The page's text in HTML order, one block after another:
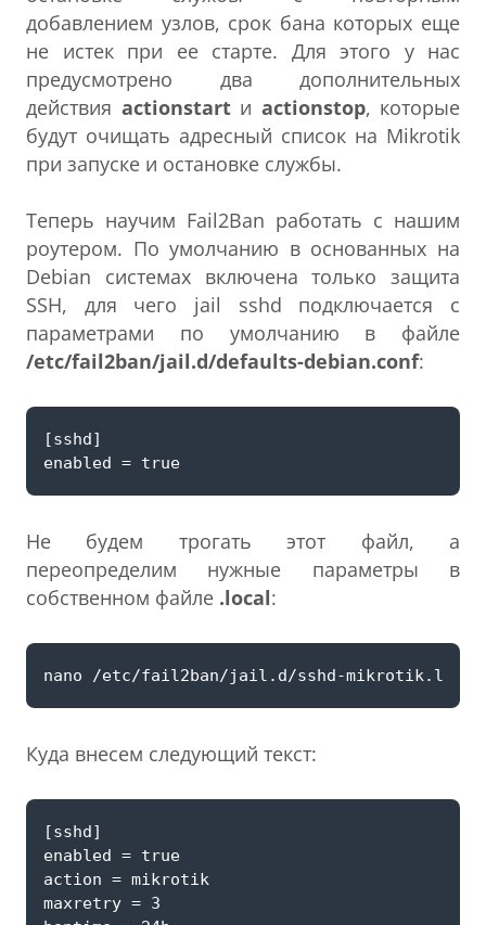
добавлением узлов, срок бана которых еще
не истек при ее старте. Для этого у нас
предусмотрено два дополнительных
действия actionstartи actionstop, которые
будут очищать адресный список на Mikrotik
при запуске и остановке службы.
Теперь научим Fail2Ban работать с нашим
роутером. По умолчанию в основанных на
Debian системах включена только защита
SSH, для чего jail sshd подключается с
параметрами по умолчанию в файле
/etc/fail2ban/jail.d/defaults-debian.conf:
Не будем трогать этот файл, а
переопределим нужные параметры в
собственном файле .local:
Куда внесем следующий текст: